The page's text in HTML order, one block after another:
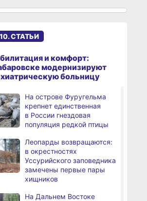
стабильная
высокотехнологичную
12,5 тысячи человек
Уровень Амура
у Хабаровска достиг 423
подниматься
В администрации
Хабаровска обсудили
туристического налога
на благоустройство
За сутки в Хабаровском
крае в 4 ДТП пострадали 10
СТАТЬИ
и комфорт:
модернизируют
больницу
На острове Фуругельма
крепнет единственная
в России гнездовая
популяция редкой птицы
Леопарды возвращаются:
в окрестностях
Уссурийского заповедника
замечены первые пары
хищников
На Дальнем Востоке